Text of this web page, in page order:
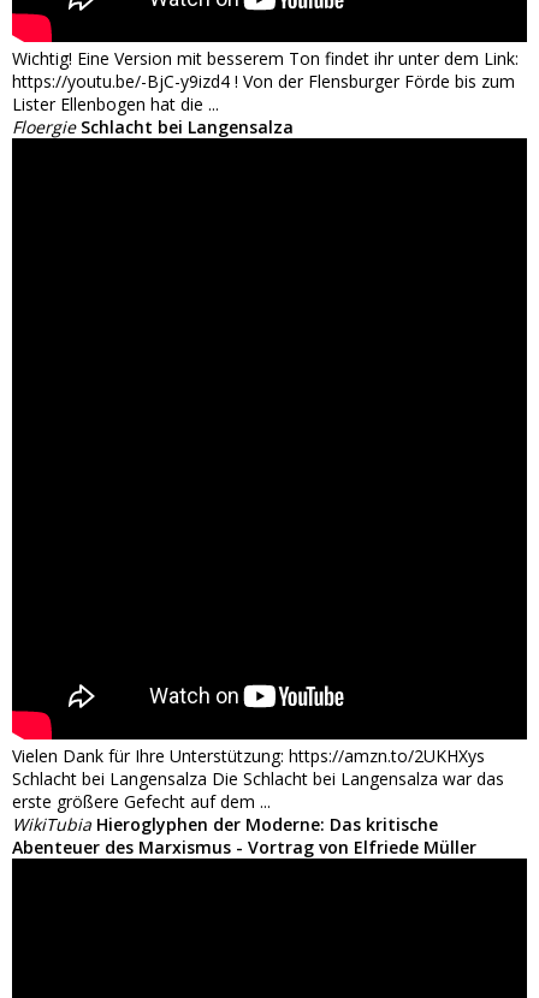
Wichtig! Eine Version mit besserem Ton findet ihr unter dem Link:
https://youtu.be/-BjC-y9izd4 ! Von der Flensburger Förde bis zum
Lister Ellenbogen hat die ...
Floergie Schlacht bei Langensalza
Vielen Dank für Ihre Unterstützung: https://amzn.to/2UKHXys
Schlacht bei Langensalza Die Schlacht bei Langensalza war das
erste größere Gefecht auf dem ...
WikiTubia Hieroglyphen der Moderne: Das kritische
Abenteuer des Marxismus - Vortrag von Elfriede Müller